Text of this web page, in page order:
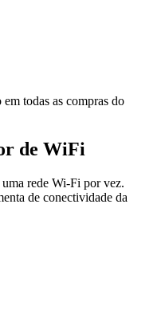
todas as compras do
de WiFi
rede Wi-Fi por vez.
de conectividade da